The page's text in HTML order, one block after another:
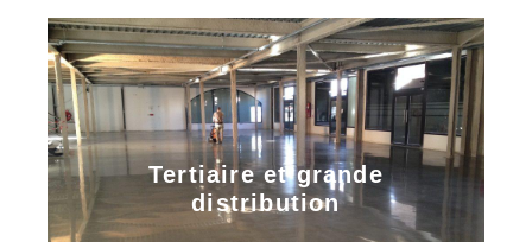
Tertiaire et grande
distribution